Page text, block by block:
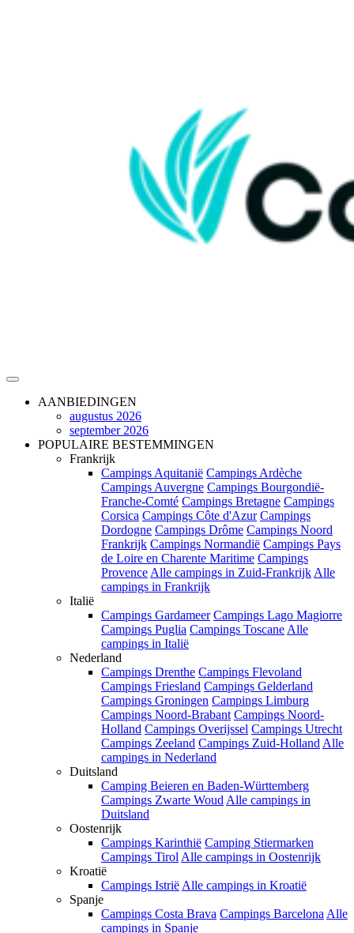
AANBIEDINGEN
augustus 2026
september 2026
POPULAIRE BESTEMMINGEN
Frankrijk
Campings Aquitanië Campings Ardèche
Campings Auvergne Campings Bourgondië-
Franche-Comté Campings Bretagne Campings
Corsica Campings Côte d'Azur Campings
Dordogne Campings Drôme Campings Noord
Frankrijk Campings Normandië Campings Pays
de Loire en Charente Maritime Campings
Provence Alle campings in Zuid-Frankrijk Alle
campings in Frankrijk
Italië
Campings Gardameer Campings Lago Magiorre
Campings Puglia Campings Toscane Alle
campings in Italië
Nederland
Campings Drenthe Campings Flevoland
Campings Friesland Campings Gelderland
Campings Groningen Campings Limburg
Campings Noord-Brabant Campings Noord-
Holland Campings Overijssel Campings Utrecht
Campings Zeeland Campings Zuid-Holland Alle
campings in Nederland
Duitsland
Camping Beieren en Baden-Württemberg
Campings Zwarte Woud Alle campings in
Duitsland
Oostenrijk
Campings Karinthië Camping Stiermarken
Campings Tirol Alle campings in Oostenrijk
Kroatië
Campings Istrië Alle campings in Kroatië
Spanje
Campings Costa Brava Campings Barcelona Alle
campings in Spanje